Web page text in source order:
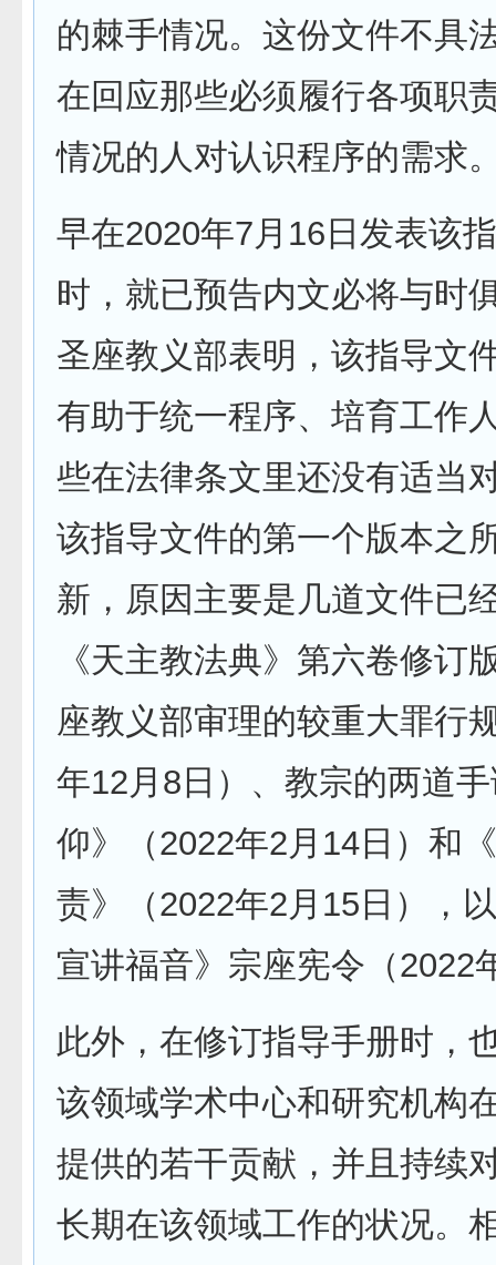
的棘手情况。这份文件不具
在回应那些必须履行各项职
情况的人对认识程序的需求
早在2020年7月16日发表该
时，就已预告内文必将与时
圣座教义部表明，该指导文
有助于统一程序、培育工作
些在法律条文里还没有适当
该指导文件的第一个版本之
新，原因主要是几道文件已
《天主教法典》第六卷修订
座教义部审理的较重大罪行
年12月8日）、教宗的两道
仰》（2022年2月14日）和
责》（2022年2月15日），
宣讲福音》宗座宪令（2022
此外，在修订指导手册时，
该领域学术中心和研究机构
提供的若干贡献，并且持续
长期在该领域工作的状况。